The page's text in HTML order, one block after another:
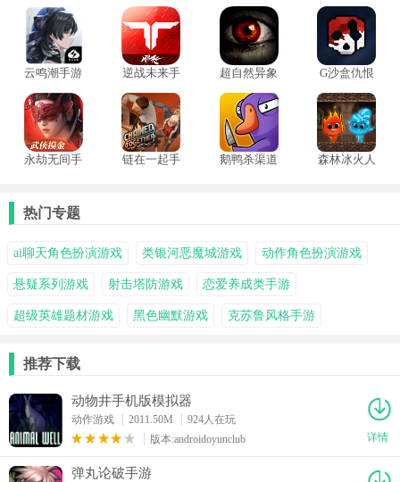
够根据喜好自由选择不同模式，整体节奏丰富多变，社交氛围浓厚。
云鸣潮手游
逆战未来手
超自然异象
G沙盒仇恨
永劫无间手
链在一起手
鹅鸭杀渠道
森林冰火人
热门专题
ai聊天角色扮演游戏 类银河恶魔城游戏 动作角色扮演游戏
悬疑系列游戏 射击塔防游戏 恋爱养成类手游
超级英雄题材游戏 黑色幽默游戏 克苏鲁风格手游
推荐下载
动物井手机版模拟器
动作游戏 2011.50M
924人在玩
版本:androidoyunclub
详情
弹丸论破手游